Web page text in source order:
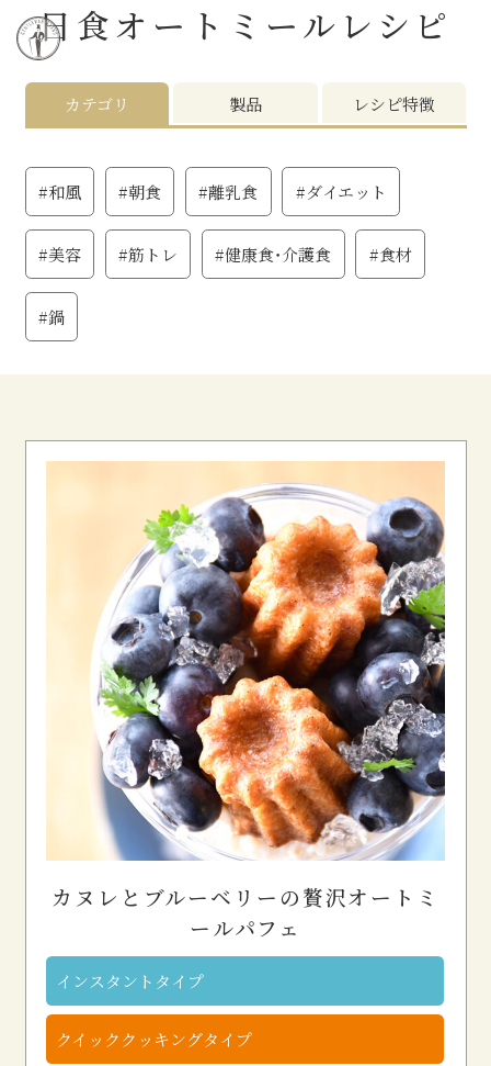
日食オートミール レシピ
カテゴリ 製品 レシピ特徴
#和風 #朝食 #離乳食 #ダイエット
#美容 #筋トレ #健康食・介護食 #食材
#鍋
カヌレとブルーベリーの贅沢オートミ
ールパフェ
インスタントタイプ
クイッククッキングタイプ